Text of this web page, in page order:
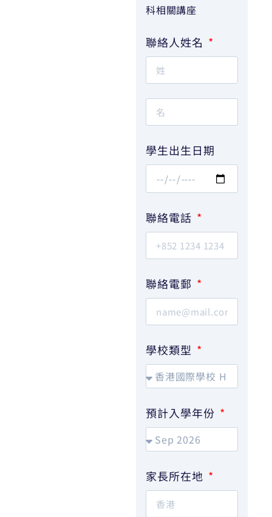
科相關講座
聯絡人姓名
學生出生日期
聯絡電話
聯絡電郵
學校類型
預計入學年份
家長所在地